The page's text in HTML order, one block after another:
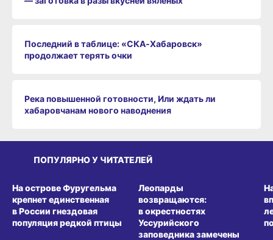
Последний в таблице: «СКА‑Хабаровск»
продолжает терять очки
Река повышенной готовности, Или ждать ли
хабаровчанам нового наводнения
ПОПУЛЯРНО У ЧИТАТЕЛЕЙ
На острове Фуругельма
крепнет единственная
в России гнездовая
популяция редкой птицы
Леопарды
возвращаются:
в окрестностях
Уссурийского
заповедника замечены